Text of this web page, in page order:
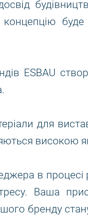
ESBAU
для
високою
в процесі
Ваша
бренду